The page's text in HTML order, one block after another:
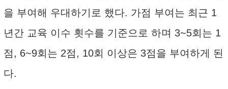
을 부여해 우대하기로 했다. 가점 부여는 최근 1
년간 교육 이수 횟수를 기준으로 하며 3~5회는 1
점, 6~9회는 2점, 10회 이상은 3점을 부여하게 된
다.